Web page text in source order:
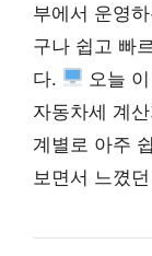
부에서 운영
구나 쉽고 빠
다.
오늘
자동차세 계
계별로 아주
보면서 느꼈